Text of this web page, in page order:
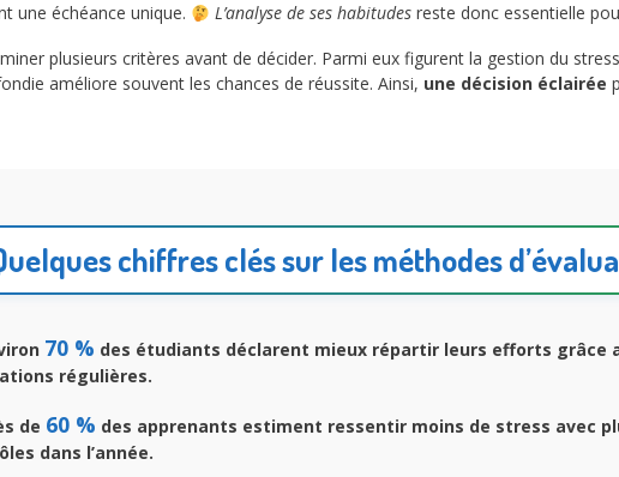
une échéance unique.
L’analyse de ses habitudesreste donc essentielle
plusieurs critères avant de décider. Parmi eux figurent la gestion du
améliore souvent les chances de réussite. Ainsi, une décision éclairée
chiffres clés sur les méthodes
70 % des étudiants déclarent mieux répartir leurs efforts grâce
régulières.
de 60 % des apprenants estiment ressentir moins de stress avec
dans l’année.